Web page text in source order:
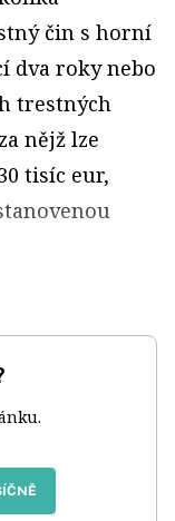
čin s horní
dva roky nebo
trestných
nějž lze
tisíc eur,